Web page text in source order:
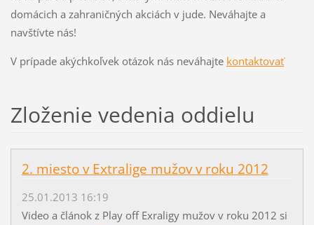
domácich a zahraničných akciách v jude. Neváhajte a
navštívte nás!
V prípade akýchkoľvek otázok nás neváhajte kontaktovať
Zloženie vedenia oddielu
2. miesto v Extralige mužov v roku 2012
25.01.2013 16:19
Video a článok z Play off Exraligy mužov v roku 2012 si